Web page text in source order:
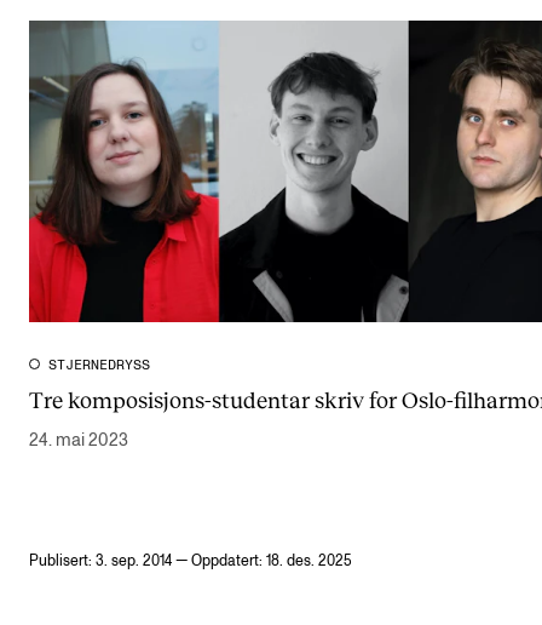
STJERNEDRYSS
Tre komposisjons-studentar skriv for Oslo-
24. mai 2023
Publisert: 3. sep. 2014 — Oppdatert: 18. des. 2025